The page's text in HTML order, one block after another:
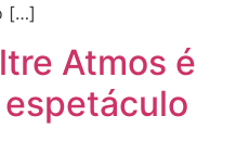
[…]
Atmos é